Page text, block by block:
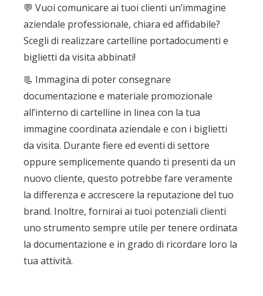
💬 Vuoi comunicare ai tuoi clienti un’immagine
aziendale professionale, chiara ed affidabile?
Scegli di realizzare cartelline portadocumenti e
biglietti da visita abbinati!
📃 Immagina di poter consegnare
documentazione e materiale promozionale
all’interno di cartelline in linea con la tua
immagine coordinata aziendale e con i biglietti
da visita. Durante fiere ed eventi di settore
oppure semplicemente quando ti presenti da un
nuovo cliente, questo potrebbe fare veramente
la differenza e accrescere la reputazione del tuo
brand. Inoltre, fornirai ai tuoi potenziali clienti
uno strumento sempre utile per tenere ordinata
la documentazione e in grado di ricordare loro la
tua attività.